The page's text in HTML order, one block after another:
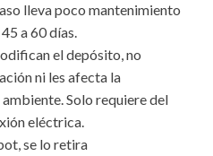
lleva poco mantenimiento
a 60 días.
el depósito, no
ni les afecta la
Solo requiere del
eléctrica.
se lo retira